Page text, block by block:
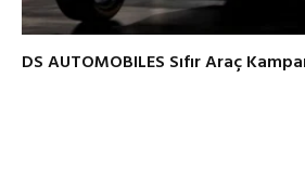
DS AUTOMOBILES Sıfır Araç